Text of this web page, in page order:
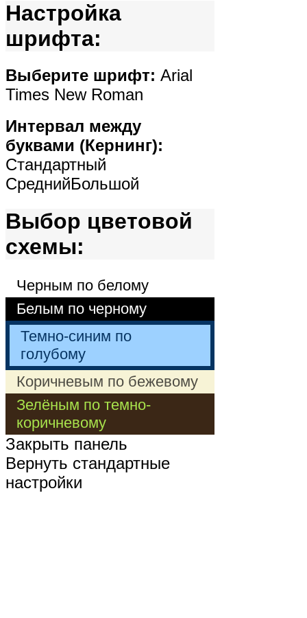
Настройка
шрифта:
Выберите шрифт: Arial
Times New Roman
Интервал между
буквами (Кернинг):
Стандартный
СреднийБольшой
Выбор цветовой
схемы:
Черным по белому
Белым по черному
Темно-синим по
голубому
Коричневым по бежевому
Зелёным по темно-
коричневому
Закрыть панель
Вернуть стандартные
настройки